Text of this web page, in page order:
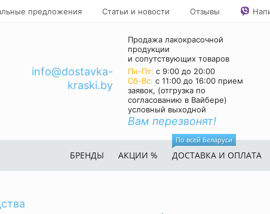
предложения Статьи и новости Отзывы
info@dostavka-
kraski.by
Продажа лакокрасочной
продукции
и сопутствующих товаров
Пн-Пт: с 9:00 до 20:00
Cб-Вс: с 11:00 до 16:00 прием
заявок, (отгрузка по
согласованию в Вайбере)
условный выходной
Вам перезвонят!
БРЕНДЫ АКЦИИ % ДОСТАВКА И ОПЛАТА
По всей Беларуси